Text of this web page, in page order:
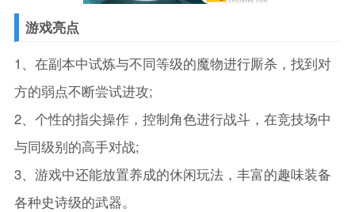
游戏亮点
1、在副本中试炼与不同等级的魔物进行厮杀，找到对
方的弱点不断尝试进攻;
2、个性的指尖操作，控制角色进行战斗，在竞技场中
与同级别的高手对战;
3、游戏中还能放置养成的休闲玩法，丰富的趣味装备
各种史诗级的武器。